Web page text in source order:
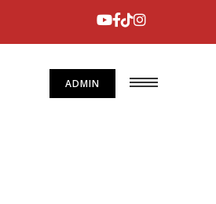
ADMIN